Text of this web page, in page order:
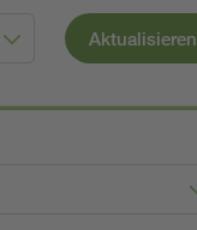
Aktualisieren